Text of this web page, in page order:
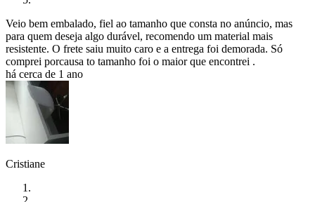
Veio bem embalado, fiel ao tamanho que consta no anúncio, mas
para quem deseja algo durável, recomendo um material mais
resistente. O frete saiu muito caro e a entrega foi demorada. Só
comprei porcausa to tamanho foi o maior que encontrei .
há cerca de 1 ano
Cristiane